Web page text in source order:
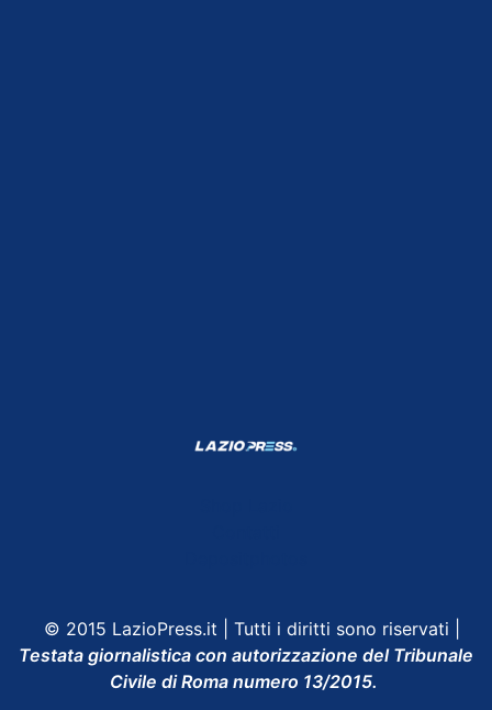
© 2015 LazioPress.it | Tutti i diritti sono riservati |
Testata giornalistica con autorizzazione del Tribunale
Civile di Roma numero 13/2015.